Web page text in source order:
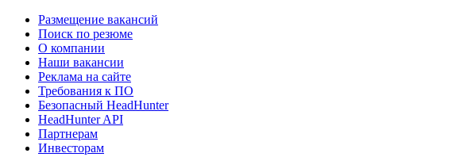
Размещение вакансий
Поиск по резюме
О компании
Наши вакансии
Реклама на сайте
Требования к ПО
Безопасный HeadHunter
HeadHunter API
Партнерам
Инвесторам